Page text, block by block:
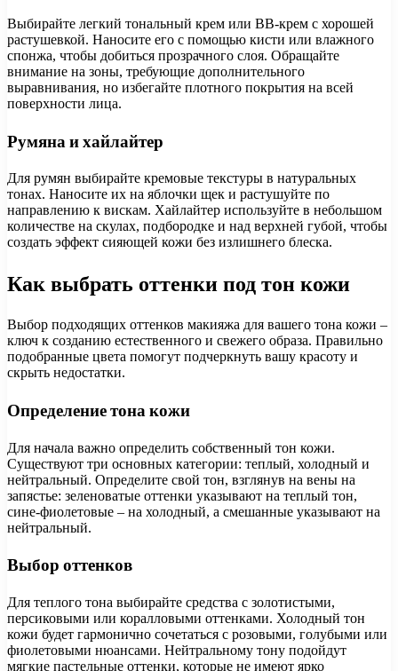
Выбирайте легкий тональный крем или BB-крем с хорошей
растушевкой. Наносите его с помощью кисти или влажного
спонжа, чтобы добиться прозрачного слоя. Обращайте
внимание на зоны, требующие дополнительного
выравнивания, но избегайте плотного покрытия на всей
поверхности лица.
Румяна и хайлайтер
Для румян выбирайте кремовые текстуры в натуральных
тонах. Наносите их на яблочки щек и растушуйте по
направлению к вискам. Хайлайтер используйте в небольшом
количестве на скулах, подбородке и над верхней губой, чтобы
создать эффект сияющей кожи без излишнего блеска.
Как выбрать оттенки под тон кожи
Выбор подходящих оттенков макияжа для вашего тона кожи –
ключ к созданию естественного и свежего образа. Правильно
подобранные цвета помогут подчеркнуть вашу красоту и
скрыть недостатки.
Определение тона кожи
Для начала важно определить собственный тон кожи.
Существуют три основных категории: теплый, холодный и
нейтральный. Определите свой тон, взглянув на вены на
запястье: зеленоватые оттенки указывают на теплый тон,
сине-фиолетовые – на холодный, а смешанные указывают на
нейтральный.
Выбор оттенков
Для теплого тона выбирайте средства с золотистыми,
персиковыми или коралловыми оттенками. Холодный тон
кожи будет гармонично сочетаться с розовыми, голубыми или
фиолетовыми нюансами. Нейтральному тону подойдут
мягкие пастельные оттенки, которые не имеют ярко